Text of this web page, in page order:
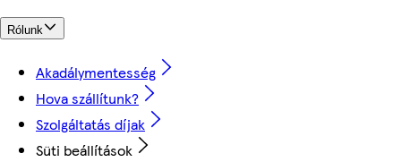
Rólunk
Akadálymentesség
Hova szállítunk?
Szolgáltatás díjak
Süti beállítások